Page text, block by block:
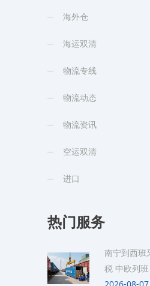
海外仓
海运双清
物流专线
物流动态
物流资讯
空运双清
进口
热门服务
南宁到西班
税 中欧列班